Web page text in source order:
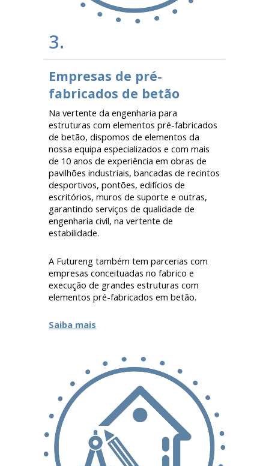
3.
Empresas de pré-
fabricados de betão
Na vertente da engenharia para
estruturas com elementos pré-fabricados
de betão, dispomos de elementos da
nossa equipa especializados e com mais
de 10 anos de experiência em obras de
pavilhões industriais, bancadas de recintos
desportivos, pontões, edifícios de
escritórios, muros de suporte e outras,
garantindo serviços de qualidade de
engenharia civil, na vertente de
estabilidade.
A Futureng também tem parcerias com
empresas conceituadas no fabrico e
execução de grandes estruturas com
elementos pré-fabricados em betão.
Saiba mais